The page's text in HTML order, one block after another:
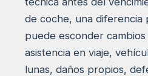
de coche, una diferencia
puede esconder
asistencia en viaje,
lunas, daños propios,